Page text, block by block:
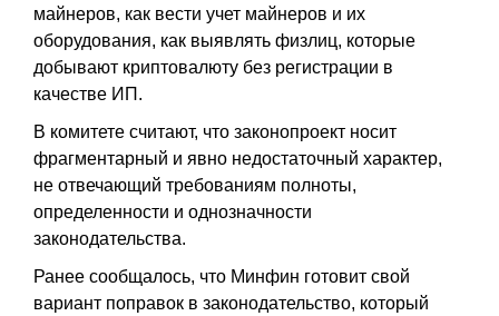
майнеров, как вести учет майнеров и их
оборудования, как выявлять физлиц, которые
добывают криптовалюту без регистрации в
качестве ИП.
В комитете считают, что законопроект носит
фрагментарный и явно недостаточный характер,
не отвечающий требованиям полноты,
определенности и однозначности
законодательства.
Ранее сообщалось, что Минфин готовит свой
вариант поправок в законодательство, который